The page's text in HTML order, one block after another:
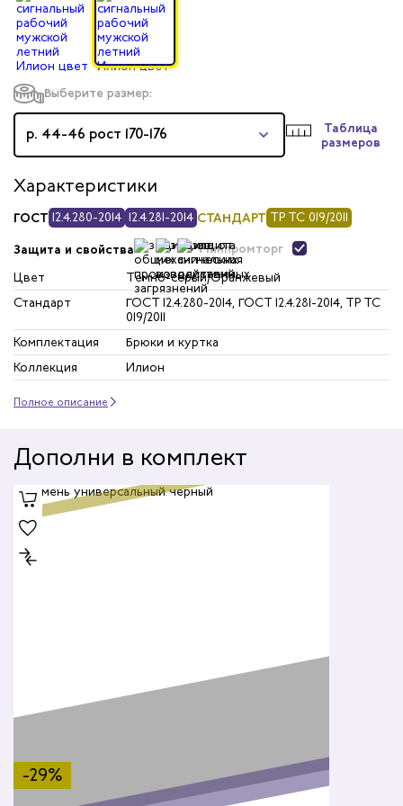
Выберите размер:
р. 44-46 рост 170-176
Таблица
размеров
Характеристики
ГОСТ 12.4.280-2014 12.4.281-2014 СТАНДАРТ ТР ТС 019/2011
Защита и свойства Минпромторг
Цвет
Темно-серый/Оранжевый
Стандарт
ГОСТ 12.4.280-2014, ГОСТ 12.4.281-2014, ТР ТС
019/2011
Комплектация
Брюки и куртка
Коллекция
Илион
Полное описание
Дополни в комплект
-29%